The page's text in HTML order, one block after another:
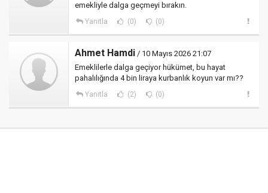
emekliyle dalga geçmeyi bırakın.
Yanıtla (0) (0)
Ahmet Hamdi / 10 Mayıs 2026 21:07
Emeklilerle dalga geçiyor hükümet, bu hayat
pahalılığında 4 bin liraya kurbanlık koyun var mı??
Yanıtla (2) (0)